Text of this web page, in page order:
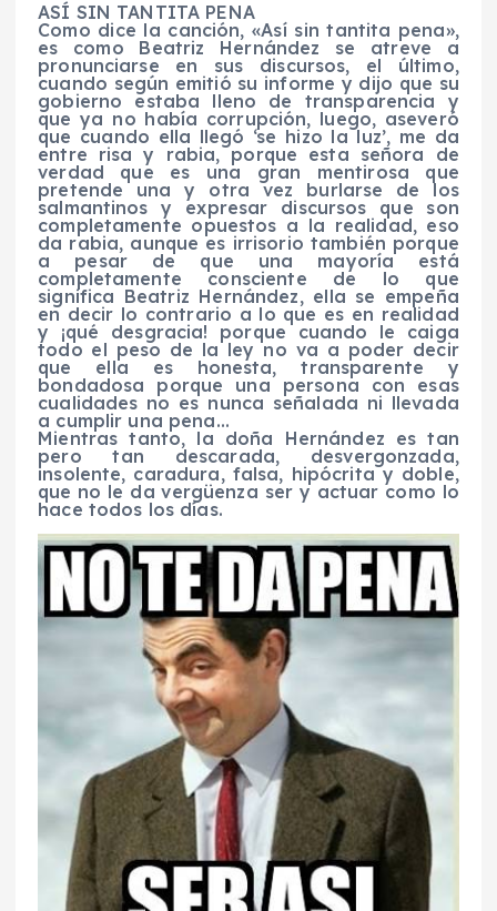
ASÍ SIN TANTITA PENA
Como dice la canción, «Así sin tantita pena»,
es como Beatriz Hernández se atreve a
pronunciarse en sus discursos, el último,
cuando según emitió su informe y dijo que su
gobierno estaba lleno de transparencia y
que ya no había corrupción, luego, aseveró
que cuando ella llegó ‘se hizo la luz’, me da
entre risa y rabia, porque esta señora de
verdad que es una gran mentirosa que
pretende una y otra vez burlarse de los
salmantinos y expresar discursos que son
completamente opuestos a la realidad, eso
da rabia, aunque es irrisorio también porque
a pesar de que una mayoría está
completamente consciente de lo que
significa Beatriz Hernández, ella se empeña
en decir lo contrario a lo que es en realidad
y ¡qué desgracia! porque cuando le caiga
todo el peso de la ley no va a poder decir
que ella es honesta, transparente y
bondadosa porque una persona con esas
cualidades no es nunca señalada ni llevada
a cumplir una pena…
Mientras tanto, la doña Hernández es tan
pero tan descarada, desvergonzada,
insolente, caradura, falsa, hipócrita y doble,
que no le da vergüenza ser y actuar como lo
hace todos los días.